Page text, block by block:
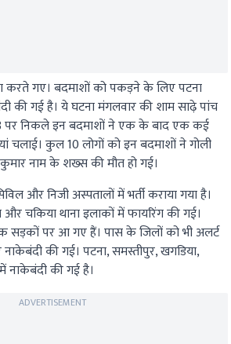
करते गए। बदमाशों को पकड़ने के लिए पटना
की गई है। ये घटना मंगलवार की शाम साढ़े पांच
पर निकले इन बदमाशों ने एक के बाद एक कई
चलाई। कुल 10 लोगों को इन बदमाशों ने गोली
नाम के शख्स की मौत हो गई।
और निजी अस्पतालों में भर्ती कराया गया है।
चकिया थाना इलाकों में फायरिंग की गई।
पर आ गए हैं। पास के जिलों को भी अलर्ट
की गई। पटना, समस्तीपुर, खगडिया,
नाकेबंदी की गई है।
ADVERTISEMENT